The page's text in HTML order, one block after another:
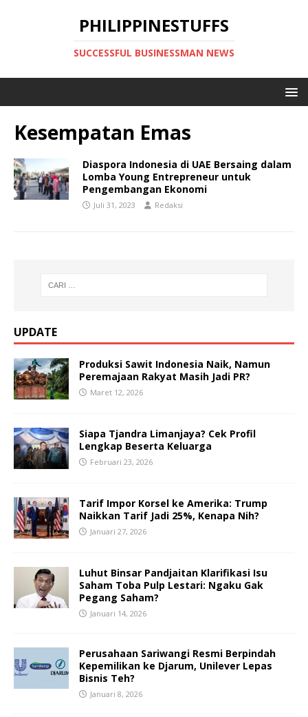
PHILIPPINESTUFFS
SUCCESSFUL BUSINESSMAN NEWS
Kesempatan Emas
Diaspora Indonesia di UAE Bersaing dalam
Lomba Young Entrepreneur untuk
Pengembangan Ekonomi
Juli 31, 2023 Redaksi
UPDATE
Produksi Sawit Indonesia Naik, Namun
Peremajaan Rakyat Masih Jadi PR?
Maret 12, 2026
Siapa Tjandra Limanjaya? Cek Profil
Lengkap Beserta Keluarga
Februari 23, 2026
Tarif Impor Korsel ke Amerika: Trump
Naikkan Tarif Jadi 25%, Kenapa Nih?
Januari 27, 2026
Luhut Binsar Pandjaitan Klarifikasi Isu
Saham Toba Pulp Lestari: Ngaku Gak
Pegang Saham?
Januari 14, 2026
Perusahaan Sariwangi Resmi Berpindah
Kepemilikan ke Djarum, Unilever Lepas
Bisnis Teh?
Januari 8, 2026